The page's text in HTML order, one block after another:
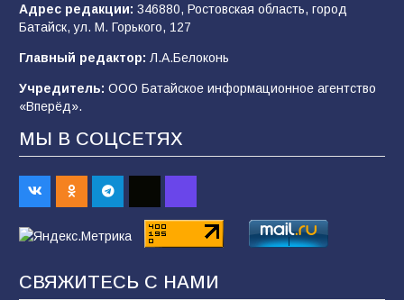
после выборов: в Госдуме дали ответ
95 06.08.2026
«Пургу нести — не поля переходить»: почему
заявления о мобилизации — это
пропагандистский вброс
01.08.2026
«Слухами Москву не возьмёшь»: почему
Адрес редакции: 346880, Ростовская область, город
Батайск, ул. М. Горького, 127
Главный редактор: Л.А.Белоконь
Учредитель: ООО Батайское информационное агентство
«Вперёд».
МЫ В СОЦСЕТЯХ
СВЯЖИТЕСЬ С НАМИ